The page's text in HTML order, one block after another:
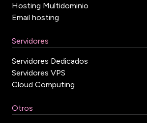
Hosting Multidominio
Email hosting
Servidores
Servidores Dedicados
Servidores VPS
Cloud Computing
Otros